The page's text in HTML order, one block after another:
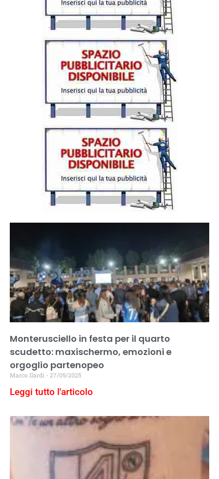
Monterusciello in festa per il quarto
scudetto: maxischermo, emozioni e
orgoglio partenopeo
Marco Ilardi 27/05/2025
Leggi tutto l'articolo